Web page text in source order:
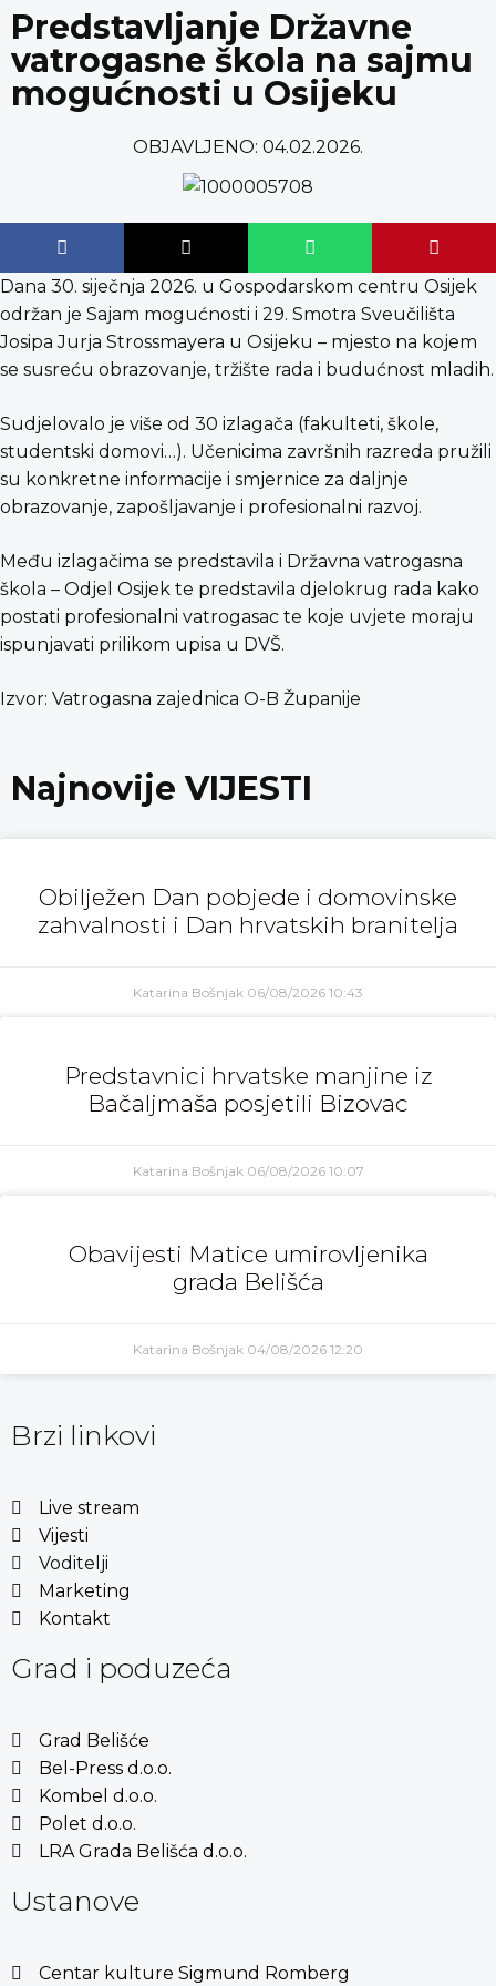
content
Predstavljanje Državne
vatrogasne škola na sajmu
mogućnosti u Osijeku
OBJAVLJENO: 04.02.2026.
Dana 30. siječnja 2026. u Gospodarskom centru Osijek
održan je Sajam mogućnosti i 29. Smotra Sveučilišta
Josipa Jurja Strossmayera u Osijeku – mjesto na kojem
se susreću obrazovanje, tržište rada i budućnost mladih.
Sudjelovalo je više od 30 izlagača (fakulteti, škole,
studentski domovi…). Učenicima završnih razreda pružili
su konkretne informacije i smjernice za daljnje
obrazovanje, zapošljavanje i profesionalni razvoj.
Među izlagačima se predstavila i Državna vatrogasna
škola – Odjel Osijek te predstavila djelokrug rada kako
postati profesionalni vatrogasac te koje uvjete moraju
ispunjavati prilikom upisa u DVŠ.
Izvor: Vatrogasna zajednica O-B Županije
Najnovije VIJESTI
Obilježen Dan pobjede i domovinske
zahvalnosti i Dan hrvatskih branitelja
Katarina Bošnjak 06/08/2026 10:43
Predstavnici hrvatske manjine iz
Bačaljmaša posjetili Bizovac
Katarina Bošnjak 06/08/2026 10:07
Obavijesti Matice umirovljenika
grada Belišća
Katarina Bošnjak 04/08/2026 12:20
Brzi linkovi
Live stream
Vijesti
Voditelji
Marketing
Kontakt
Grad i poduzeća
Grad Belišće
Bel-Press d.o.o.
Kombel d.o.o.
Polet d.o.o.
LRA Grada Belišća d.o.o.
Ustanove
Centar kulture Sigmund Romberg